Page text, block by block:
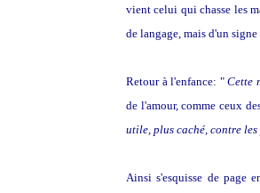
vient celui qui chasse les
de langage, mais d'un
Retour à l'enfance: "Cette
de l'amour, comme ceux
utile, plus caché, contre les
Ainsi s'esquisse de page